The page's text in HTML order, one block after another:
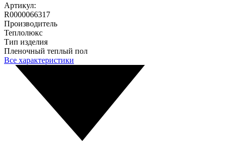
Артикул:
R0000066317
Производитель
Теплолюкс
Тип изделия
Пленочный теплый пол
Все характеристики